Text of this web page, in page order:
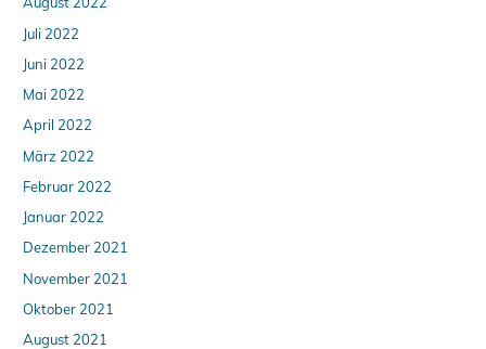
Juli 2022
Juni 2022
Mai 2022
April 2022
März 2022
Februar 2022
Januar 2022
Dezember 2021
November 2021
Oktober 2021
August 2021